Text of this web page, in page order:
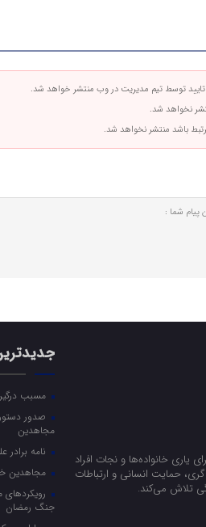
توسط تیم مدیریت در وب منتشر خواهد شد.
نخواهد شد.
باشد منتشر نخواهد شد.
خانواده‌ها و نجات افراد
حمایت انسانی و ارتباطات
تلاش می‌کند.
مسبب درگیری های 6 و 7 مرداد سال 88
صدور
مجاهدین
نامه
مجاهدین
جنگ رمضان